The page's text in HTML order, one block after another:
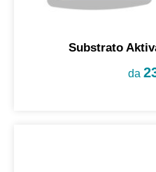
Substrato
da